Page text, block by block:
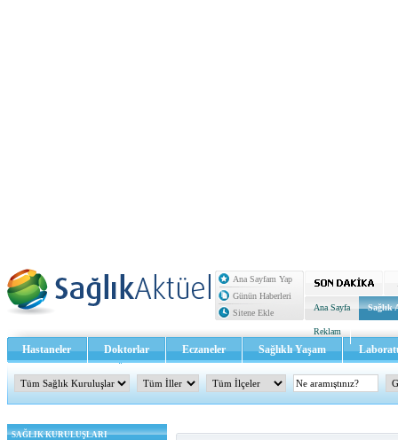
Ana Sayfam Yap
Günün Haberleri
Sitene Ekle
Ana Sayfa Sağlık
Reklam
Hastaneler Doktorlar Eczaneler Sağlıklı Yaşam
Sağlık TV - Video İletişim
SAĞLIK KURULUŞLARI